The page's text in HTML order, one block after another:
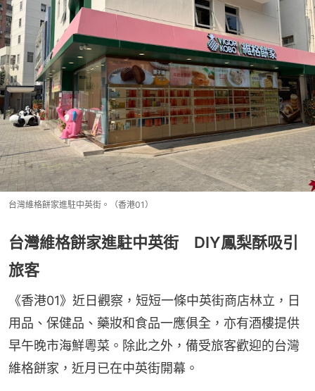
台灣維格餅家進駐中英街。（香港01）
台灣維格餅家進駐中英街 DIY鳳梨酥吸引
旅客
《香港01》近日觀察，短短一條中英街商店林立，日
用品、保健品、藥妝和食品一應俱全，亦有酒樓提供
早午晚市海鮮粵菜。除此之外，備受旅客歡迎的台灣
維格餅家，近月已在中英街開幕。